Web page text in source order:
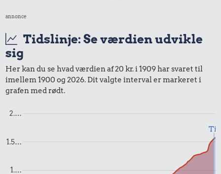
0,31 kr.
Husholdningssprit
annonce
Tidslinje: Se værdien udvikle
sig
Her kan du se hvad værdien af 20 kr. i 1909 har svaret til
imellem 1900 og 2026. Dit valgte interval er markeret i
grafen med rødt.
1.…
1.5…
2.…
Til